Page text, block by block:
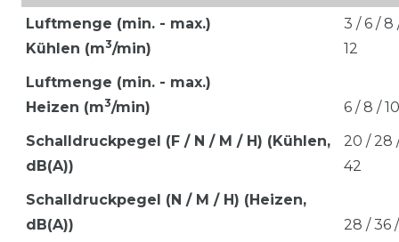
Luftmenge (min. - max.)
Kühlen (m3/min)
3 / 6 / 8
12
Luftmenge (min. - max.)
Heizen (m3/min)
6 / 8 / 10
Schalldruckpegel (F / N / M / H) (Kühlen,
dB(A))
20 / 28
42
Schalldruckpegel (N / M / H) (Heizen,
dB(A))
28 / 36